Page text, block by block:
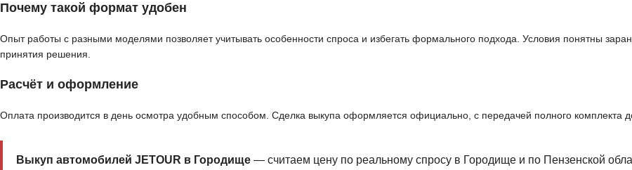
Почему такой формат удобен
Опыт работы с разными моделями позволяет учитывать особенности спроса и избегать формального подхода. Условия понятны
принятия решения.
Расчёт и оформление
Оплата производится в день осмотра удобным способом. Сделка выкупа оформляется официально, с передачей полного комплекта
Выкуп автомобилей JETOUR в Городище— считаем цену по реальному спросу в Городище и по Пензенской